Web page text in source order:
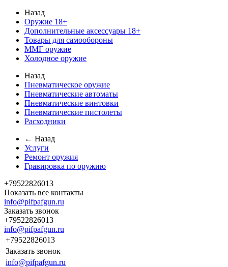
Назад
Оружие 18+
Дополнительные аксессуары 18+
Товары для самообороны
ММГ оружие
Холодное оружие
Назад
Пневматическое оружие
Пневматические автоматы
Пневматические винтовки
Пневматические пистолеты
Расходники
← Назад
Услуги
Ремонт оружия
Гравировка по оружию
+79522826013
Показать все контакты
info@pifpafgun.ru
Заказать звонок
+79522826013
info@pifpafgun.ru
+79522826013
Заказать звонок
info@pifpafgun.ru